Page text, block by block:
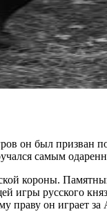
он был призван
самым
короны.
русского
праву он играет